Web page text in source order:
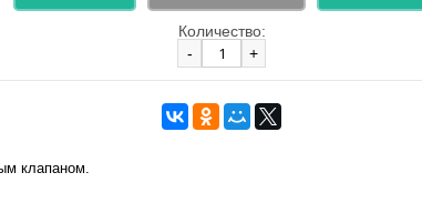
Количество:
-
+
клапаном.